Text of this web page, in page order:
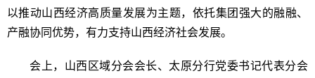
以推动山西经济高质量发展为主题，依托集团强大的融融、
产融协同优势，有力支持山西经济社会发展。
会上，山西区域分会会长、太原分行党委书记代表分会